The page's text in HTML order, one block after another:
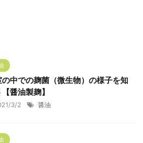
の中での麹菌（微生物）の様子を知
醤油製麹】
3/2 醤油